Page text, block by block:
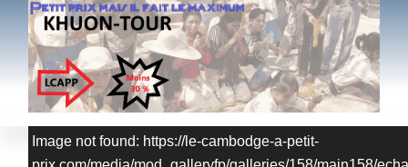
Image not found: https://le-cambodge-a-petit-